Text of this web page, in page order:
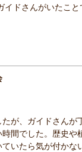
ドさんがいたこと
が、ガイドさんが
間でした。歴史や
いたら気が付かな